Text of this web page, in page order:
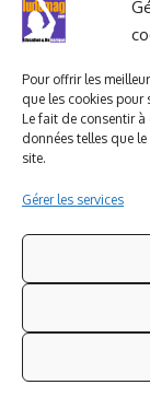
Pour offrir les
que les cookies
Le fait de consentir
données telles que
site.
Gérer les services